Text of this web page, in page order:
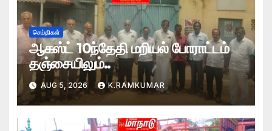
செய்திகள்
ஆகஸ்ட் 10ந்தேதி மறியல் போராட்டம்
தஞ்சையிலும்..
AUG 5, 2026 K.RAMKUMAR